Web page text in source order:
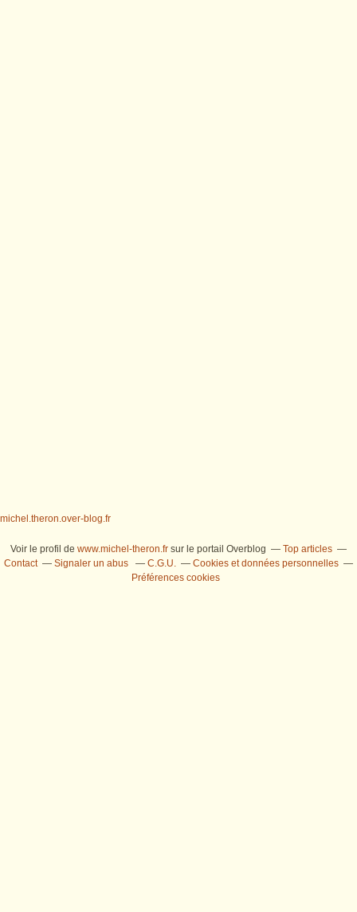
michel.theron.over-blog.fr
Voir le profil de www.michel-theron.fr sur le portail Overblog
Top articles
Contact
Signaler un abus C.G.U.
Cookies et données personnelles
Préférences cookies